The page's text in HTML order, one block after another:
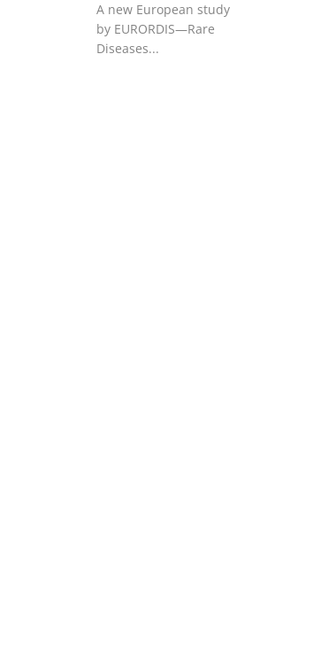
A new European study
by EURORDIS—Rare
Diseases...